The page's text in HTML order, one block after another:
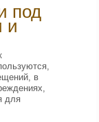
под
и
в
для